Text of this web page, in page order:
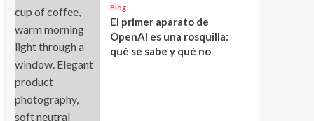
Blog
El primer aparato de
OpenAI es una rosquilla:
qué se sabe y qué no